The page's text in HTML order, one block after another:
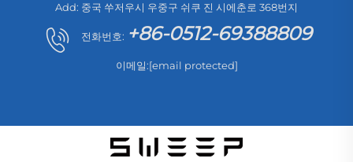
Add: 중국 쑤저우시 우중구 쉬쿠 진 시에춘로 368번지
전화번호: +86-0512-69388809
이메일:[email protected]